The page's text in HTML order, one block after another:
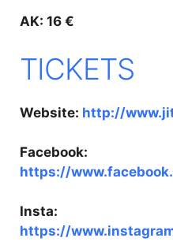
AK: 16 €
TICKETS
Website: http://
Facebook:
https://
Insta:
https://